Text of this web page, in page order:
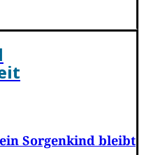
Sorgenkind bleibt